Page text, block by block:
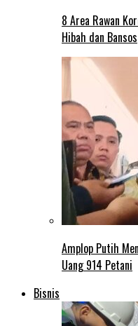
8 Area Rawan
Hibah dan Bansos
Amplop Putih
Uang 914 Petani
Bisnis